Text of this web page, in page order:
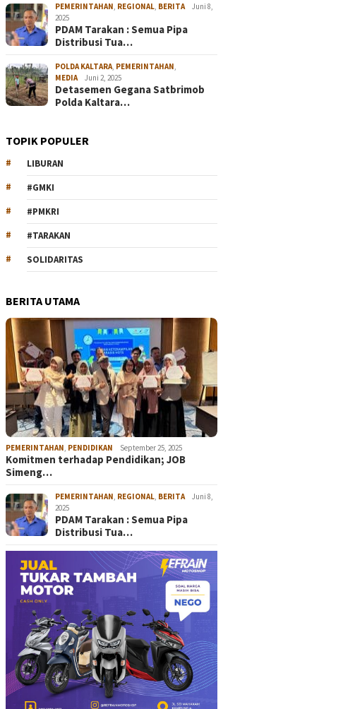
PEMERINTAHAN REGIONAL BERITA
Juni 8,
2025
PDAM Tarakan : Semua Pipa
Distribusi Tua…
POLDA KALTARA PEMERINTAHAN
MEDIA
Juni 2, 2025
Detasemen Gegana Satbrimob
Polda Kaltara…
TOPIK POPULER
LIBURAN
#GMKI
#PMKRI
#TARAKAN
SOLIDARITAS
BERITA UTAMA
PEMERINTAHAN, PENDIDIKAN September 25, 2025
Komitmen terhadap Pendidikan; JOB
Simeng…
PEMERINTAHAN, REGIONAL, BERITA
Juni 8,
2025
PDAM Tarakan : Semua Pipa
Distribusi Tua…